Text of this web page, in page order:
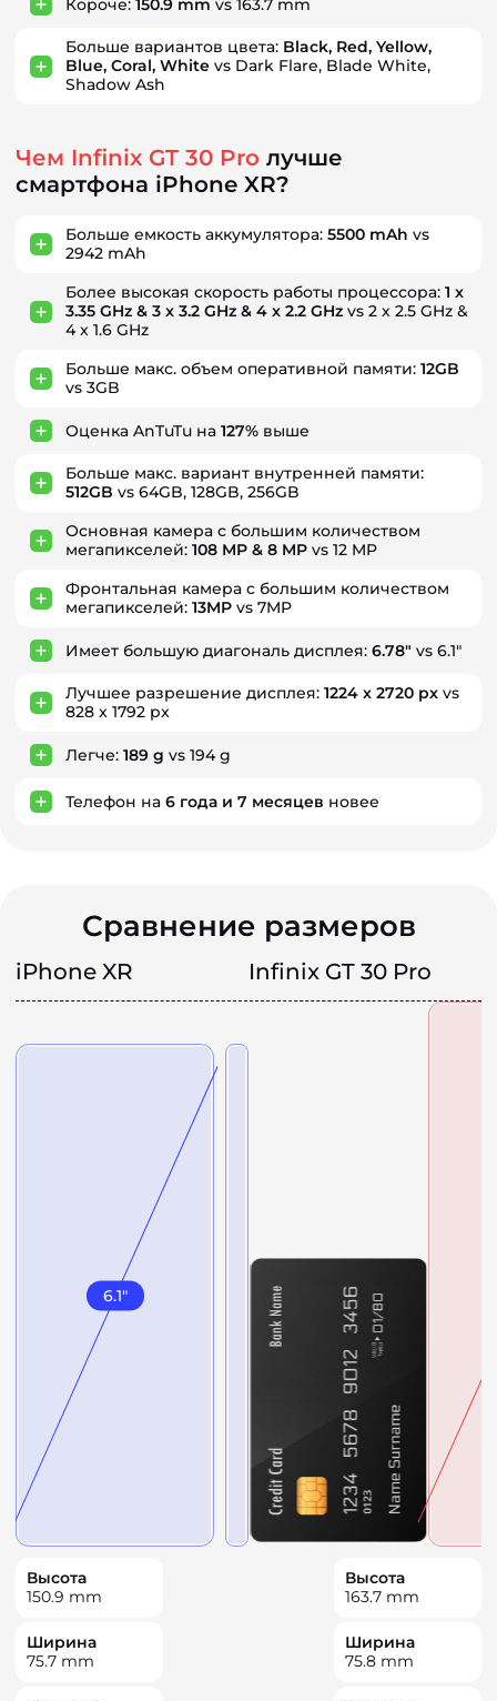
Больше вариантов цвета: Black, Red, Yellow,
Blue, Coral, White vs Dark Flare, Blade White,
Shadow Ash
Чем Infinix GT 30 Pro лучше
смартфона iPhone XR?
Больше емкость аккумулятора: 5500 mAh vs
2942 mAh
Более высокая скорость работы процессора: 1 x
3.35 GHz & 3 x 3.2 GHz & 4 x 2.2 GHz vs 2 x 2.5 GHz &
4 x 1.6 GHz
Больше макс. объем оперативной памяти: 12GB
vs 3GB
Оценка AnTuTu на 127% выше
Больше макс. вариант внутренней памяти:
512GB vs 64GB, 128GB, 256GB
Основная камера с большим количеством
мегапикселей: 108 MP & 8 MP vs 12 MP
Фронтальная камера с большим количеством
мегапикселей: 13MP vs 7MP
Имеет большую диагональ дисплея: 6.78" vs 6.1"
Лучшее разрешение дисплея: 1224 x 2720 px vs
828 x 1792 px
Легче: 189 g vs 194 g
Телефон на 6 года и 7 месяцев новее
Сравнение размеров
iPhone XR Infinix GT 30 Pro
6.1"
Высота
150.9 mm
Ширина
75.7 mm
Высота
163.7 mm
Ширина
75.8 mm